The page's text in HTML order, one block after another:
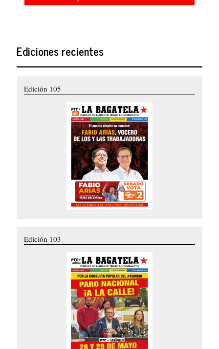
Ediciones recientes
Edición 105
Edición 103